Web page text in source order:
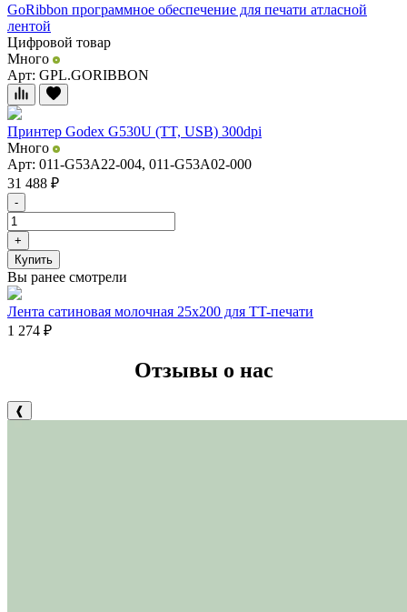
GoRibbon программное обеспечение для печати атласной
лентой
Цифровой товар
Много
Арт: GPL.GORIBBON
Принтер Godex G530U (TT, USB) 300dpi
Много
Арт: 011-G53A22-004, 011-G53A02-000
31 488 ₽
-
+
Купить
Вы ранее смотрели
Лента сатиновая молочная 25х200 для TT-печати
1 274 ₽
Отзывы о нас
❰